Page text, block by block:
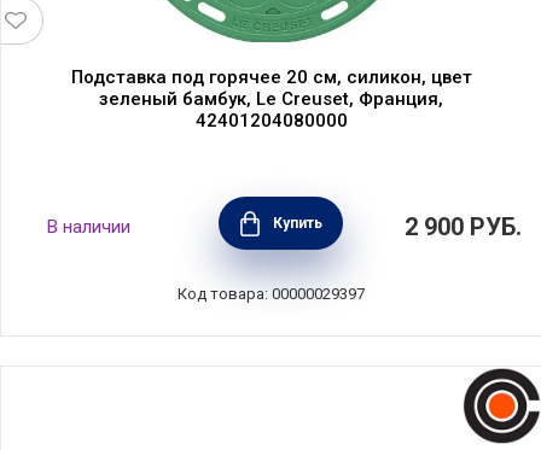
Подставка под горячее 20 см, силикон, цвет
зеленый бамбук, Le Creuset, Франция,
42401204080000
В наличии Купить 2 900 РУБ.
Код товара: 00000029397